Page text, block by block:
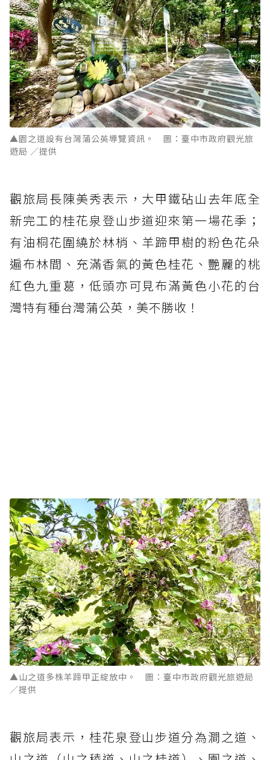
▲園之道設有台灣蒲公英導覽資訊。 圖：臺中市政府觀光旅
遊局 ／提供
觀旅局長陳美秀表示，大甲鐵砧山去年底全
新完工的桂花泉登山步道迎來第一場花季；
有油桐花圍繞於林梢、羊蹄甲樹的粉色花朵
遍布林間、充滿香氣的黃色桂花、艷麗的桃
紅色九重葛，低頭亦可見布滿黃色小花的台
灣特有種台灣蒲公英，美不勝收！
▲山之道多株羊蹄甲正綻放中。 圖：臺中市政府觀光旅遊局
／提供
觀旅局表示，桂花泉登山步道分為澗之道、